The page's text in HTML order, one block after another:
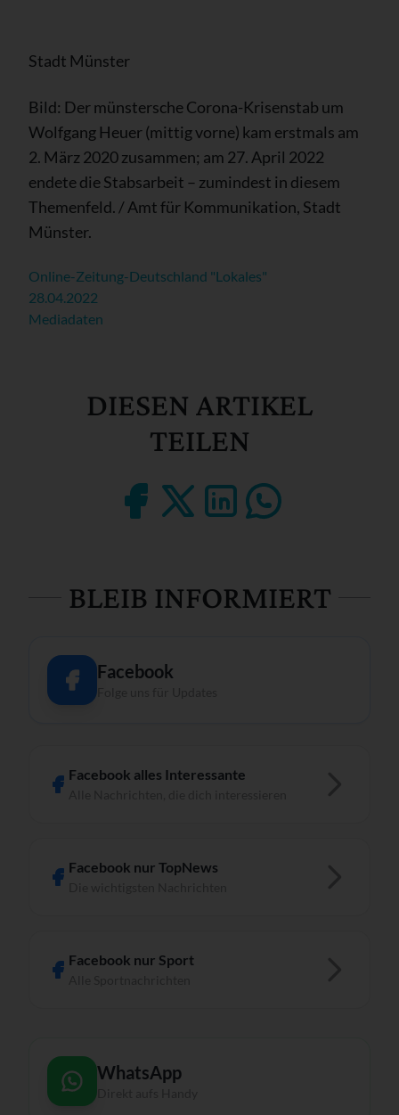
Stadt Münster
Bild: Der münstersche Corona-Krisenstab um
Wolfgang Heuer (mittig vorne) kam erstmals am
2. März 2020 zusammen; am 27. April 2022
endete die Stabsarbeit – zumindest in diesem
Themenfeld. / Amt für Kommunikation, Stadt
Münster.
Online-Zeitung-Deutschland "Lokales"
28.04.2022
Mediadaten
DIESEN ARTIKEL
TEILEN
BLEIB INFORMIERT
Facebook
Facebook alles Interessante
Facebook nur TopNews
Facebook nur Sport
WhatsApp